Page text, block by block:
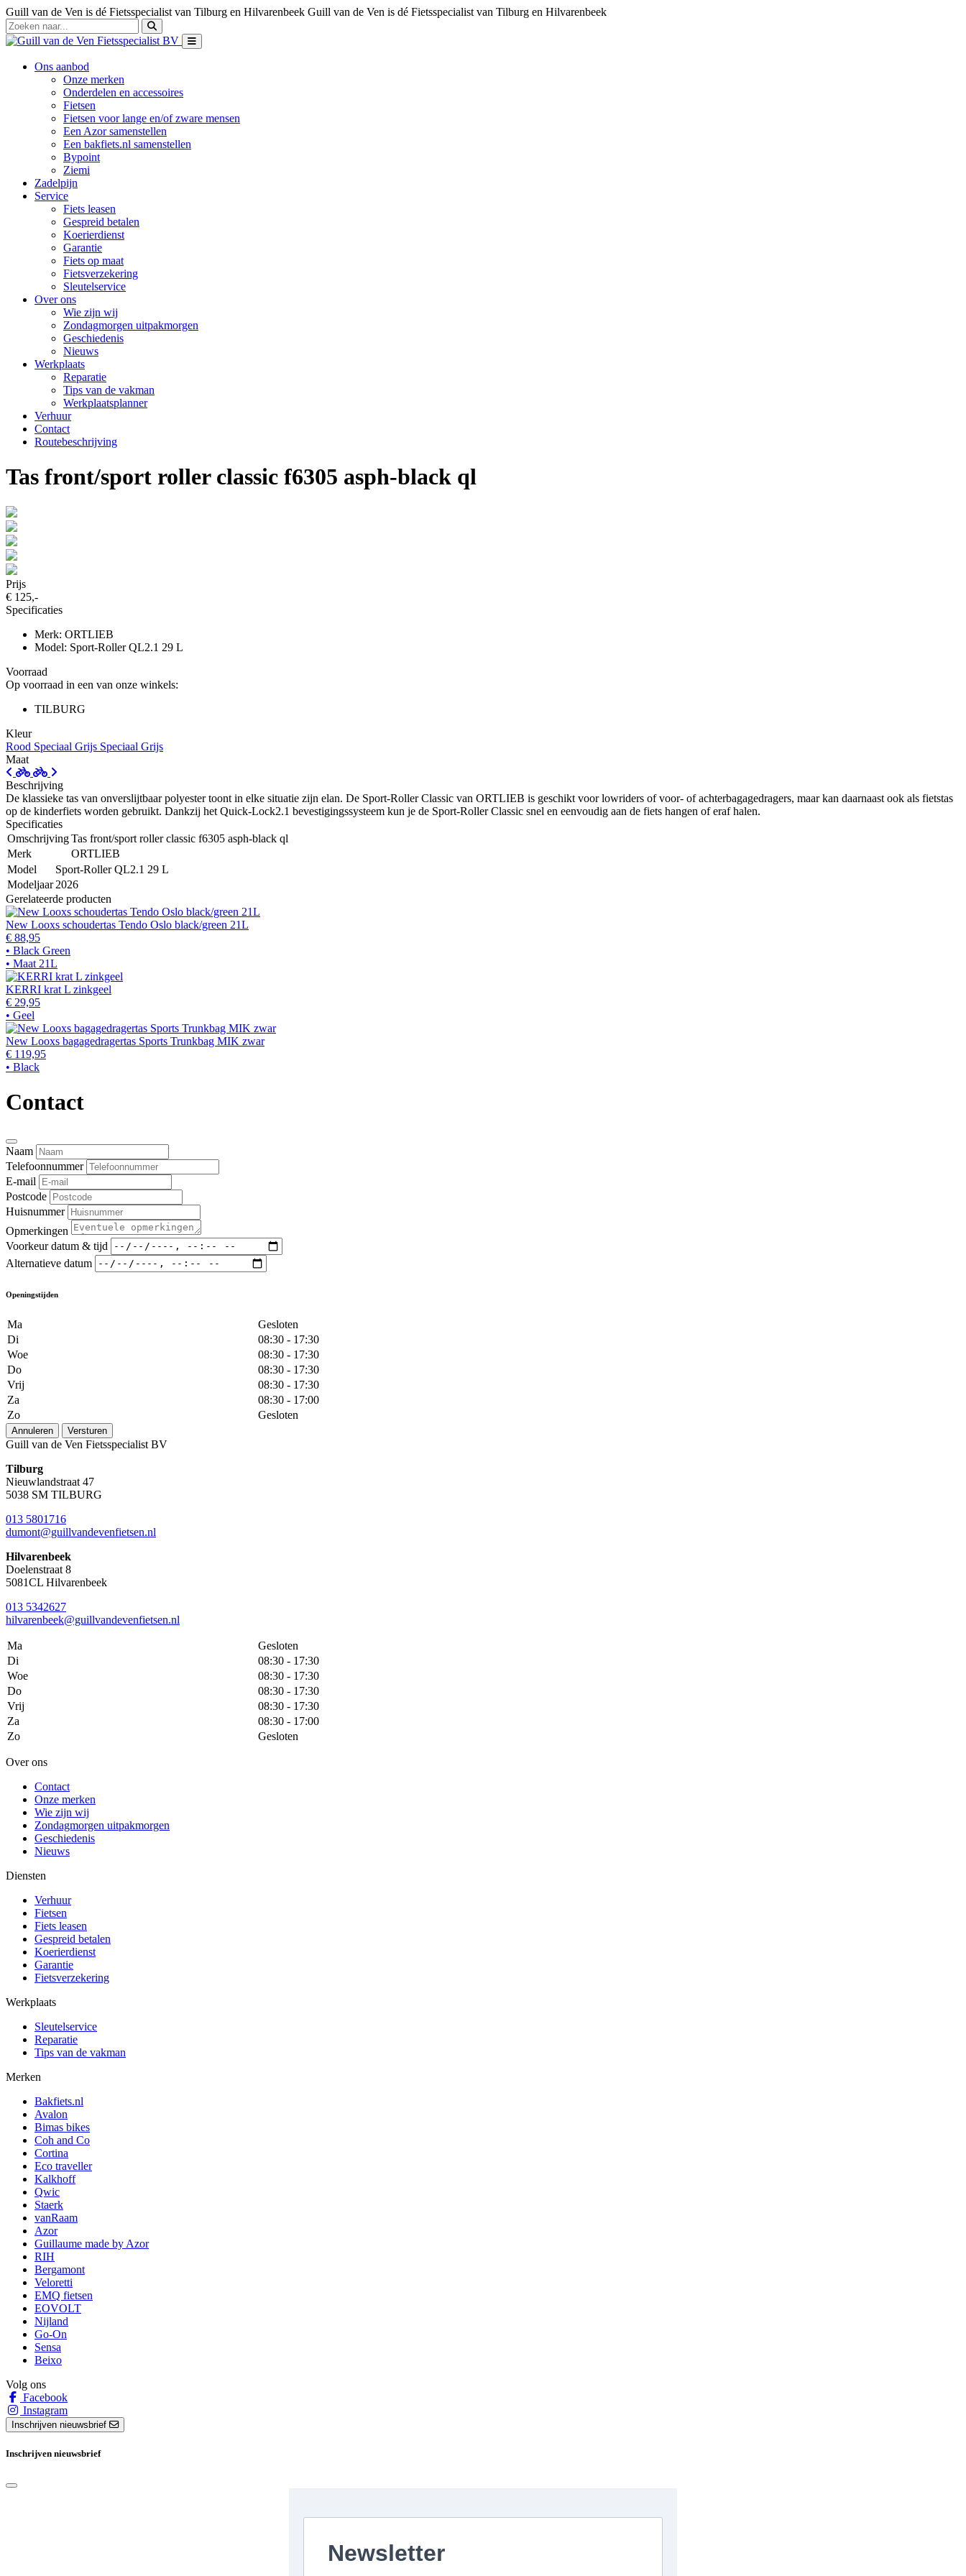
Guill van de Ven is dé Fietsspecialist van Tilburg en Hilvarenbeek Guill van de Ven is dé Fietsspecialist van Tilburg en Hilvarenbeek
Ons aanbod
Onze merken
Onderdelen en accessoires
Fietsen
Fietsen voor lange en/of zware mensen
Een Azor samenstellen
Een bakfiets.nl samenstellen
Bypoint
Ziemi
Zadelpijn
Service
Fiets leasen
Gespreid betalen
Koerierdienst
Garantie
Fiets op maat
Fietsverzekering
Sleutelservice
Over ons
Wie zijn wij
Zondagmorgen uitpakmorgen
Geschiedenis
Nieuws
Werkplaats
Reparatie
Tips van de vakman
Werkplaatsplanner
Verhuur
Contact
Routebeschrijving
Tas front/sport roller classic f6305 asph-black ql
Prijs
€ 125,-
Specificaties
Merk: ORTLIEB
Model: Sport-Roller QL2.1 29 L
Voorraad
Op voorraad in een van onze winkels:
TILBURG
Kleur
Rood Speciaal Grijs Speciaal Grijs
Maat
Beschrijving
De klassieke tas van onverslijtbaar polyester toont in elke situatie zijn elan. De Sport-Roller Classic van ORTLIEB is geschikt voor lowriders of voor- of achterbagagedragers, maar kan daarnaast ook als fietstas
op de kinderfiets worden gebruikt. Dankzij het Quick-Lock2.1 bevestigingssysteem kun je de Sport-Roller Classic snel en eenvoudig aan de fiets hangen of eraf halen.
Specificaties
OmschrijvingTas front/sport roller classic f6305 asph-black ql
Merk
ORTLIEB
Model
Sport-Roller QL2.1 29 L
Modeljaar 2026
Gerelateerde producten
New Looxs schoudertas Tendo Oslo black/green 21L
€ 88,95
• Black Green
• Maat 21L
KERRI krat L zinkgeel
€ 29,95
• Geel
New Looxs bagagedragertas Sports Trunkbag MIK zwar
€ 119,95
• Black
Contact
Naam
Telefoonnummer
E-mail
Postcode
Huisnummer
Opmerkingen
Voorkeur datum & tijd
Alternatieve datum
Openingstijden
Ma
Gesloten
Di
08:30 - 17:30
Woe
08:30 - 17:30
Do
08:30 - 17:30
Vrij
08:30 - 17:30
Za
08:30 - 17:00
Zo
Gesloten
Annuleren Versturen
Guill van de Ven Fietsspecialist BV
Tilburg
Nieuwlandstraat 47
5038 SM TILBURG
013 5801716
dumont@guillvandevenfietsen.nl
Hilvarenbeek
Doelenstraat 8
5081CL Hilvarenbeek
013 5342627
hilvarenbeek@guillvandevenfietsen.nl
Ma
Gesloten
Di
08:30 - 17:30
Woe
08:30 - 17:30
Do
08:30 - 17:30
Vrij
08:30 - 17:30
Za
08:30 - 17:00
Zo
Gesloten
Over ons
Contact
Onze merken
Wie zijn wij
Zondagmorgen uitpakmorgen
Geschiedenis
Nieuws
Diensten
Verhuur
Fietsen
Fiets leasen
Gespreid betalen
Koerierdienst
Garantie
Fietsverzekering
Werkplaats
Sleutelservice
Reparatie
Tips van de vakman
Merken
Bakfiets.nl
Avalon
Bimas bikes
Coh and Co
Cortina
Eco traveller
Kalkhoff
Qwic
Staerk
vanRaam
Azor
Guillaume made by Azor
RIH
Bergamont
Veloretti
EMQ fietsen
EOVOLT
Nijland
Go-On
Sensa
Beixo
Volg ons
Facebook
Instagram
Inschrijven nieuwsbrief
Inschrijven nieuwsbrief